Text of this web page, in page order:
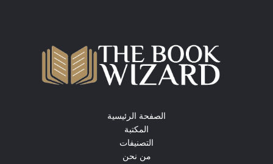
الصفحة الرئيسية
المكتبة
التصنيفات
من نحن